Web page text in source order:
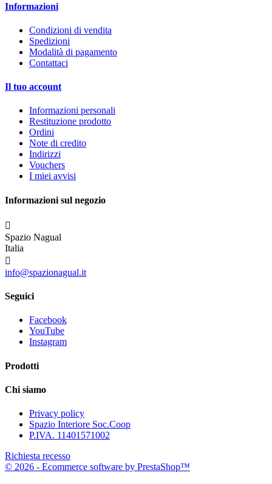
Informazioni
Condizioni di vendita
Spedizioni
Modalità di pagamento
Contattaci
Il tuo account
Informazioni personali
Restituzione prodotto
Ordini
Note di credito
Indirizzi
Vouchers
I miei avvisi
Informazioni sul negozio

Spazio Nagual
Italia

info@spazionagual.it
Seguici
Facebook
YouTube
Instagram
Prodotti
Chi siamo
Privacy policy
Spazio Interiore Soc.Coop
P.IVA. 11401571002
Richiesta recesso
© 2026 - Ecommerce software by PrestaShop™